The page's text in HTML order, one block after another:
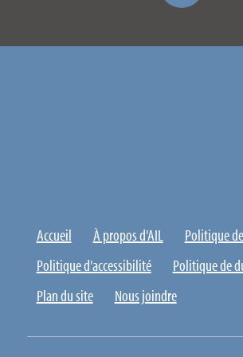
Accueil À propos d'AIL
Politique
Politique d'accessibilité
Politique de
Plan du site
Nous joindre